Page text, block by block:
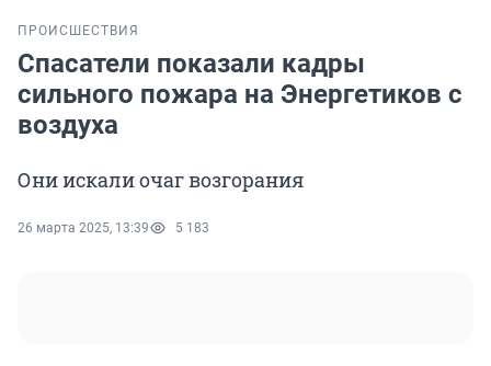
ПРОИСШЕСТВИЯ
Спасатели показали кадры
сильного пожара на Энергетиков с
воздуха
Они искали очаг возгорания
26 марта 2025, 13:39 5 183